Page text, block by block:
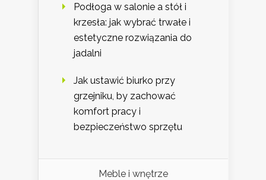
Podłoga w salonie a stół i
krzesła: jak wybrać trwałe i
estetyczne rozwiązania do
jadalni
Jak ustawić biurko przy
grzejniku, by zachować
komfort pracy i
bezpieczeństwo sprzętu
Meble i wnętrze